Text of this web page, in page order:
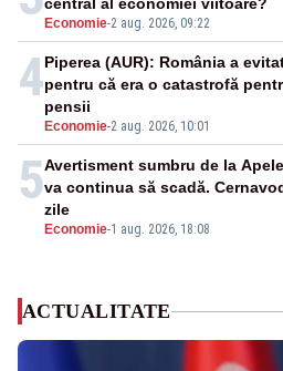
Economie-2 aug. 2026, 09:22
4
Economie-2 aug. 2026, 10:01
Piperea (AUR): România a
pentru că era o catastrofă
pensii
5
Economie-1 aug. 2026, 18:08
Avertisment sumbru de la
va continua să scadă.
zile
ACTUALITATE